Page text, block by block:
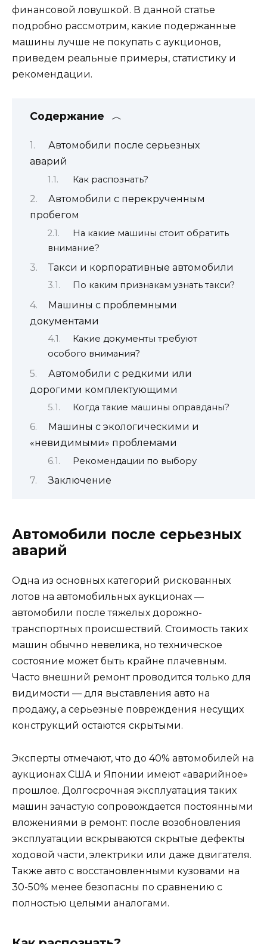
финансовой ловушкой. В данной статье
подробно рассмотрим, какие подержанные
машины лучше не покупать с аукционов,
приведем реальные примеры, статистику и
рекомендации.
Содержание
Автомобили после серьезных
аварий
Как распознать?
Автомобили с перекрученным
пробегом
На какие машины стоит обратить
внимание?
Такси и корпоративные автомобили
По каким признакам узнать такси?
Машины с проблемными
документами
Какие документы требуют
особого внимания?
Автомобили с редкими или
дорогими комплектующими
Когда такие машины оправданы?
Машины с экологическими и
«невидимыми» проблемами
Рекомендации по выбору
Заключение
Автомобили после серьезных
аварий
Одна из основных категорий рискованных
лотов на автомобильных аукционах —
автомобили после тяжелых дорожно-
транспортных происшествий. Стоимость таких
машин обычно невелика, но техническое
состояние может быть крайне плачевным.
Часто внешний ремонт проводится только для
видимости — для выставления авто на
продажу, а серьезные повреждения несущих
конструкций остаются скрытыми.
Эксперты отмечают, что до 40% автомобилей на
аукционах США и Японии имеют «аварийное»
прошлое. Долгосрочная эксплуатация таких
машин зачастую сопровождается постоянными
вложениями в ремонт: после возобновления
эксплуатации вскрываются скрытые дефекты
ходовой части, электрики или даже двигателя.
Также авто с восстановленными кузовами на
30-50% менее безопасны по сравнению с
полностью целыми аналогами.